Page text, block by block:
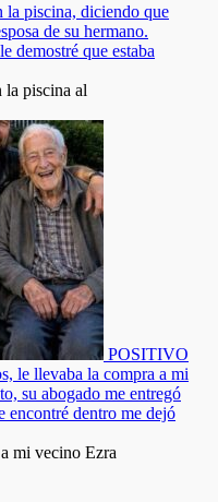
piscina, diciendo que
de su hermano.
demostré que estaba
la piscina al
POSITIVO
le llevaba la compra a mi
su abogado me entregó
encontré dentro me dejó
mi vecino Ezra